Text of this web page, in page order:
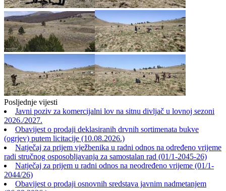
Posljednje vijesti
Javni poziv za komercijalni lov na sitnu divljač u lovnoj sezoni
2026./2027.
Obavijest o prodaji deklasiranih drvnih sortimenata bukve
(ogrjev) putem licitacije (10.08.2026.)
Natječaj za prijem vježbenika u radni odnos na određeno vrijeme
radi stručnog osposobljavanja za samostalan rad (01/1-2045-26)
Natječaj za prijem u radni odnos na neodređeno vrijeme (01/1-
2044/26)
Obavijest o prodaji osnovnih sredstava javnim nadmetanjem